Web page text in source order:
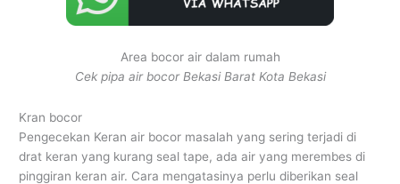
Area bocor air dalam rumah
Cek pipa air bocor Bekasi Barat Kota Bekasi
Kran bocor
Pengecekan Keran air bocor masalah yang sering terjadi di
drat keran yang kurang seal tape, ada air yang merembes di
pinggiran keran air. Cara mengatasinya perlu diberikan seal